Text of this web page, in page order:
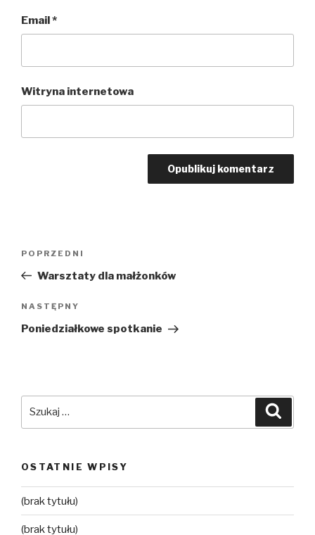
Email*
Witryna internetowa
Poprzedni
wpis
POPRZEDNI
Warsztaty dla małżonków
Następny
wpis
NASTĘPNY
Poniedziałkowe spotkanie
OSTATNIE WPISY
(brak tytułu)
(brak tytułu)